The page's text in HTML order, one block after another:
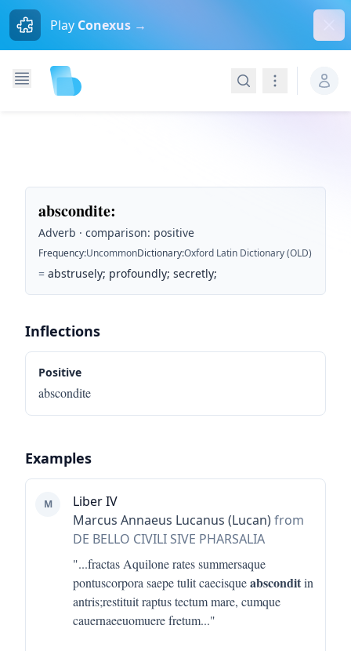
Play Conexus →
SearchNavigation
abscondite:
Adverb · comparison: positive
Frequency:UncommonDictionary:Oxford Latin Dictionary (OLD)
= abstrusely; profoundly; secretly;
Inflections
Positive
abscondite
Examples
M
Liber IV
Marcus Annaeus Lucanus (Lucan)from
DE BELLO CIVILI SIVE PHARSALIA
"...fractas Aquilone rates summersaque
pontuscorpora saepe tulit caecisqueabsconditin
antris;restituit raptus tectum mare, cumque
cauernaeeuomuere fretum..."